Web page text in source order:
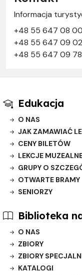
Informacja
+48 55 647 08 00
+48 55 647 09 02
+48 55 647 09 78
Edukacja
O NAS
JAK ZAMAWIAĆ
CENY BILETÓW
LEKCJE
GRUPY O
OTWARTE BRAMY
SENIORZY
Biblioteka
O NAS
ZBIORY
ZBIORY
KATALOGI